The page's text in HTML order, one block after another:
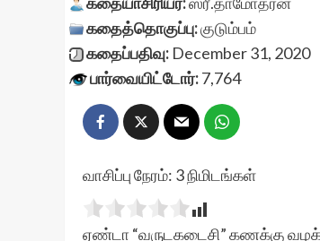
கதைத்தொகுப்பு:குடும்பம்
கதைப்பதிவு: December 31, 2020
பார்வையிட்டோர்:7,764
வாசிப்பு நேரம்: 3நிமிடங்கள்
ஏண்டா “வருடகடைசி” கணக்கு